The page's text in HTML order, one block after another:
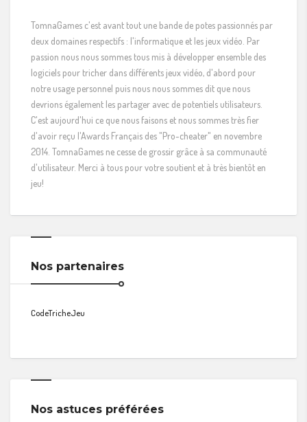
TomnaGames c'est avant tout une bande de potes passionnés par
deux domaines respectifs : l'informatique et les jeux vidéo. Par
passion nous nous sommes tous mis à développer ensemble des
logiciels pour tricher dans différents jeux vidéo, d'abord pour
notre usage personnel puis nous nous sommes dit que nous
devrions également les partager avec de potentiels utilisateurs.
C'est aujourd'hui ce que nous faisons et nous sommes très fier
d'avoir reçu l'Awards Français des "Pro-cheater" en novembre
2014. TomnaGames ne cesse de grossir grâce à sa communauté
d'utilisateur. Merci à tous pour votre soutient et à très bientôt en
jeu!
Nos partenaires
CodeTricheJeu
Nos astuces préférées